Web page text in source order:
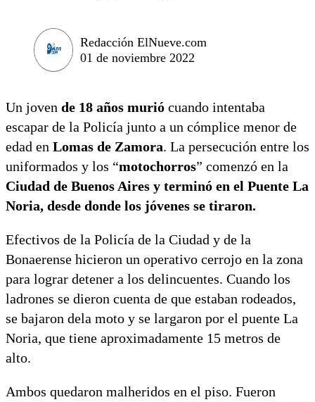
Redacción ElNueve.com
01 de noviembre 2022
Un joven de 18 años murió cuando intentaba
escapar de la Policía junto a un cómplice menor de
edad en Lomas de Zamora. La persecución entre los
uniformados y los “motochorros” comenzó en la
Ciudad de Buenos Aires y terminó en el Puente La
Noria, desde donde los jóvenes se tiraron.
Efectivos de la Policía de la Ciudad y de la
Bonaerense hicieron un operativo cerrojo en la zona
para lograr detener a los delincuentes. Cuando los
ladrones se dieron cuenta de que estaban rodeados,
se bajaron dela moto y se largaron por el puente La
Noria, que tiene aproximadamente 15 metros de
alto.
Ambos quedaron malheridos en el piso. Fueron